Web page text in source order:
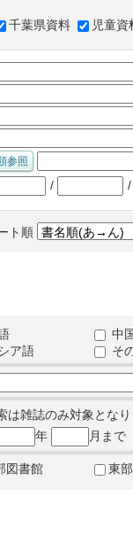
千葉県資料 児童資
/ /
ト順
中
ア語 そ
雑誌のみ対象となり
年 月まで
図書館 東